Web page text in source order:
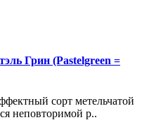
Грин (Pastelgreen =
сорт метельчатой
неповторимой р..